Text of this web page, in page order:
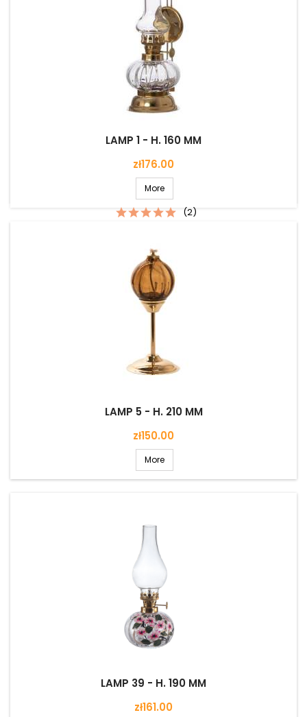
LAMP 1 - H. 160 MM
Price
zł176.00
More
LAMP 5 - H. 210 MM
(2)
Price
zł150.00
More
LAMP 39 - H. 190 MM
Price
zł161.00